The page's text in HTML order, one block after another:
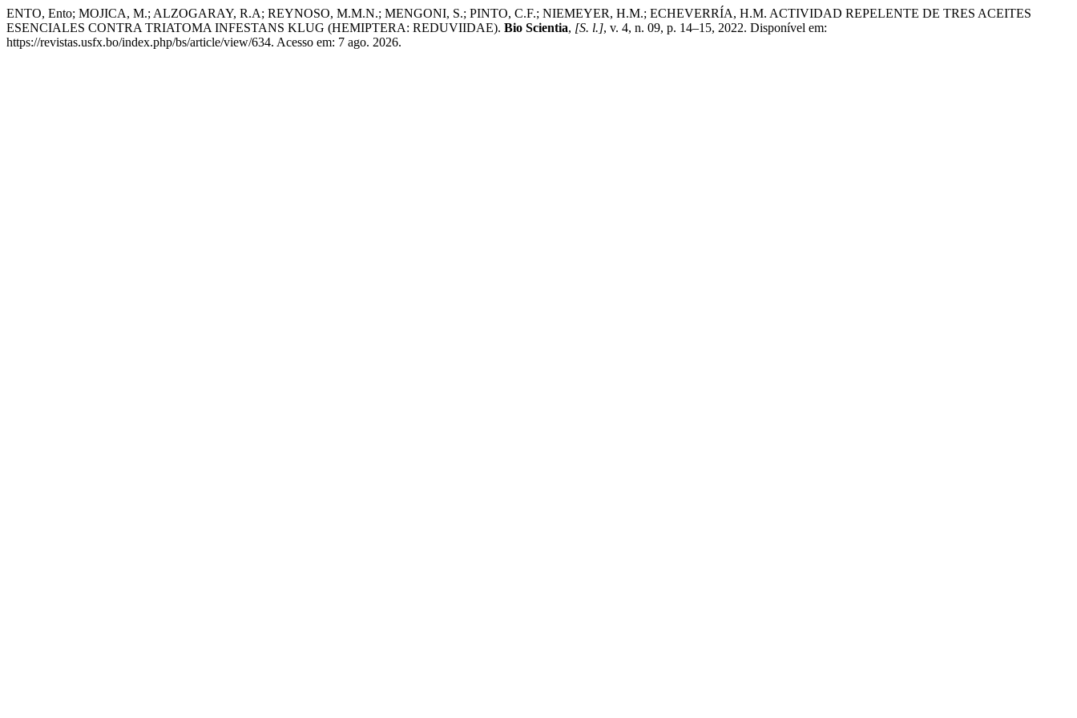
ENTO, Ento; MOJICA, M.; ALZOGARAY, R.A; REYNOSO, M.M.N.; MENGONI, S.; PINTO, C.F.; NIEMEYER, H.M.; ECHEVERRÍA, H.M. ACTIVIDAD REPELENTE DE TRES ACEITES
ESENCIALES CONTRA TRIATOMA INFESTANS KLUG (HEMIPTERA: REDUVIIDAE). Bio Scientia, [S. l.], v. 4, n. 09, p. 14–15, 2022. Disponível em:
https://revistas.usfx.bo/index.php/bs/article/view/634. Acesso em: 7 ago. 2026.